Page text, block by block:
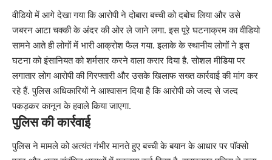
वीडियो में आगे देखा गया कि आरोपी ने दोबारा बच्ची को दबोच लिया और उसे
जबरन आटा चक्की के अंदर की ओर ले जाने लगा. इस पूरे घटनाक्रम का वीडियो
सामने आते ही लोगों में भारी आक्रोश फैल गया. इलाके के स्थानीय लोगों ने इस
घटना को इंसानियत को शर्मसार करने वाला करार दिया है. सोशल मीडिया पर
लगातार लोग आरोपी की गिरफ्तारी और उसके खिलाफ सख्त कार्रवाई की मांग कर
रहे हैं. पुलिस अधिकारियों ने आश्वासन दिया है कि आरोपी को जल्द से जल्द
पकड़कर कानून के हवाले किया जाएगा.
पुलिस की कार्रवाई
पुलिस ने मामले को अत्यंत गंभीर मानते हुए बच्ची के बयान के आधार पर पॉक्सो